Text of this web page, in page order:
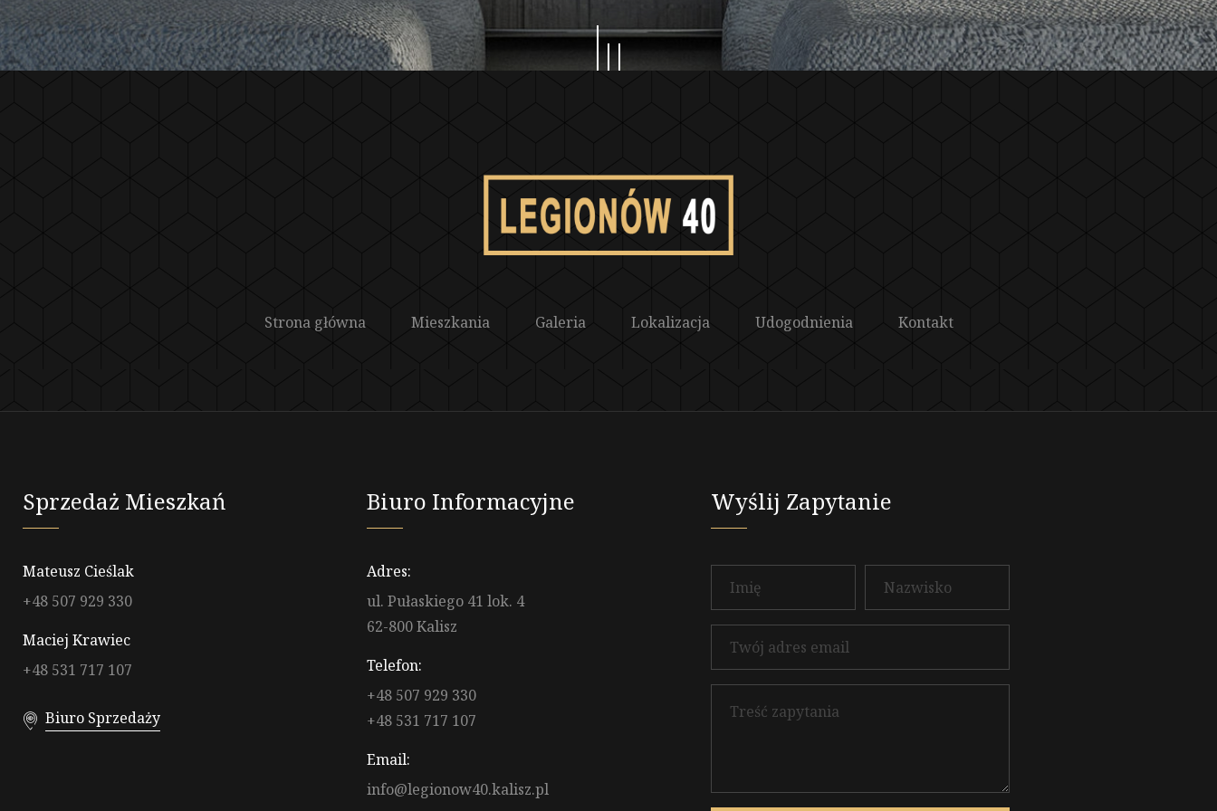
Strona główna Mieszkania Galeria Lokalizacja Udogodnienia Kontakt
Sprzedaż Mieszkań
Mateusz Cieślak
+48 507 929 330
Maciej Krawiec
+48 531 717 107
Biuro Sprzedaży
Biuro Informacyjne
Adres:
ul. Pułaskiego 41 lok. 4
62-800 Kalisz
Telefon:
+48 507 929 330
+48 531 717 107
Email:
info@legionow40.kalisz.pl
Wyślij Zapytanie